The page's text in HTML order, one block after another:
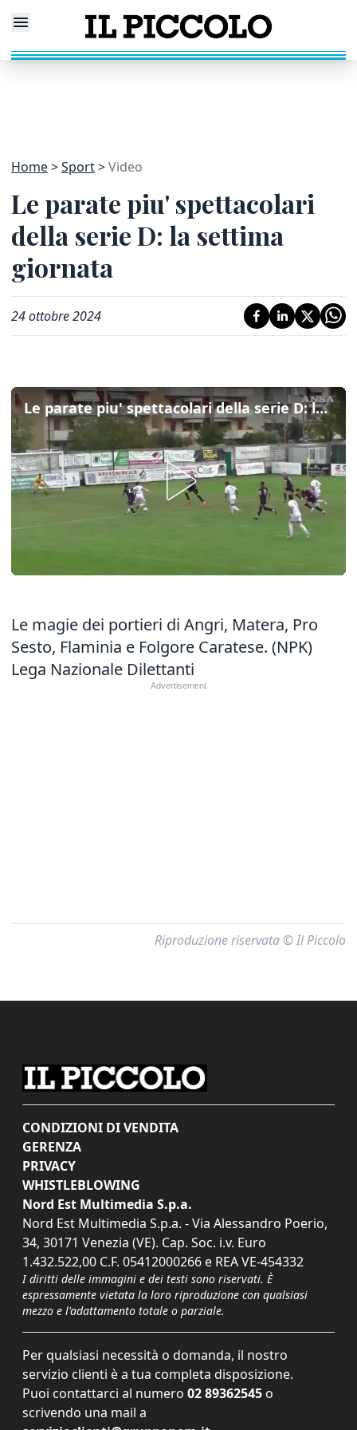
Home Sport Video
Le parate piu' spettacolari
della serie D: la settima
giornata
24 ottobre 2024
Le parate piu' spettacolari della serie D: la settima giornata
Le magie dei portieri di Angri, Matera, Pro
Sesto, Flaminia e Folgore Caratese. (NPK)
Lega Nazionale Dilettanti
Riproduzione riservata © Il Piccolo
CONDIZIONI DI VENDITA
GERENZA
PRIVACY
WHISTLEBLOWING
Nord Est Multimedia S.p.a.
Nord Est Multimedia S.p.a. - Via Alessandro Poerio,
34, 30171 Venezia (VE). Cap. Soc. i.v. Euro
1.432.522,00 C.F. 05412000266 e REA VE-454332
I diritti delle immagini e dei testi sono riservati. È
espressamente vietata la loro riproduzione con qualsiasi
mezzo e l'adattamento totale o parziale.
Per qualsiasi necessità o domanda, il nostro
servizio clienti è a tua completa disposizione.
Puoi contattarci al numero 02 89362545 o
scrivendo una mail a